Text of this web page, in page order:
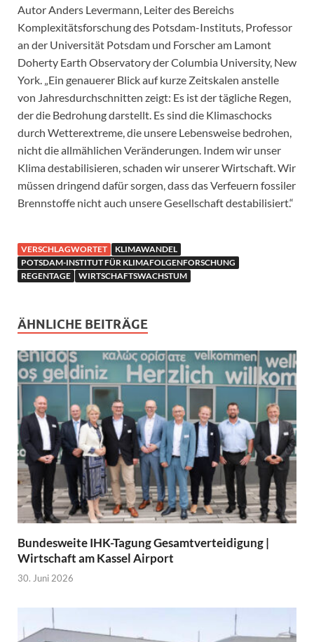
Autor Anders Levermann, Leiter des Bereichs
Komplexitätsforschung des Potsdam-Instituts, Professor
an der Universität Potsdam und Forscher am Lamont
Doherty Earth Observatory der Columbia University, New
York. „Ein genauerer Blick auf kurze Zeitskalen anstelle
von Jahresdurchschnitten zeigt: Es ist der tägliche Regen,
der die Bedrohung darstellt. Es sind die Klimaschocks
durch Wetterextreme, die unsere Lebensweise bedrohen,
nicht die allmählichen Veränderungen. Indem wir unser
Klima destabilisieren, schaden wir unserer Wirtschaft. Wir
müssen dringend dafür sorgen, dass das Verfeuern fossiler
Brennstoffe nicht auch unsere Gesellschaft destabilisiert.“
VERSCHLAGWORTET
KLIMAWANDEL
POTSDAM-INSTITUT FÜR KLIMAFOLGENFORSCHUNG
REGENTAGE
WIRTSCHAFTSWACHSTUM
ÄHNLICHE BEITRÄGE
Bundesweite IHK-Tagung Gesamtverteidigung |
Wirtschaft am Kassel Airport
30. Juni 2026